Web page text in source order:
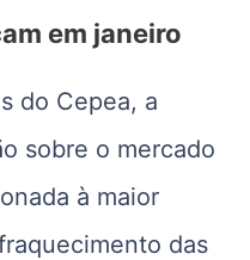
em janeiro
do Cepea, a
sobre o mercado
à maior
das